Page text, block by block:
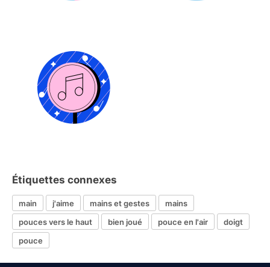
Étiquettes connexes
main j'aime mains et gestes
mains
pouces vers le haut
bien joué pouce en l'air
doigt
pouce